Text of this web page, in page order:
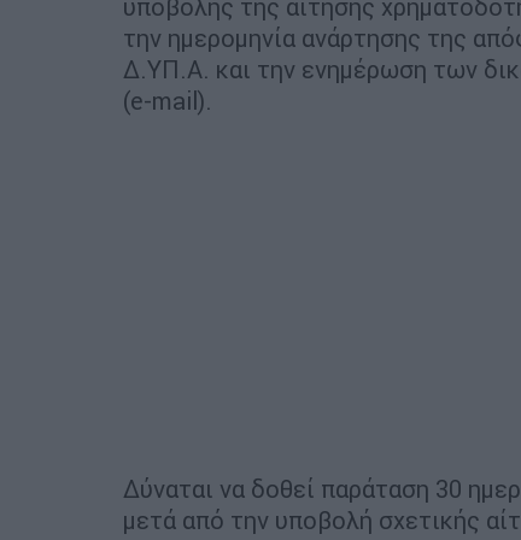
υποβολής της αίτησης
την ημερομηνία ανάρτησης της
Δ.ΥΠ.Α. και την ενημέρωση των
(e-mail).
Δύναται να δοθεί παράταση 30
μετά από την υποβολή σχετικής